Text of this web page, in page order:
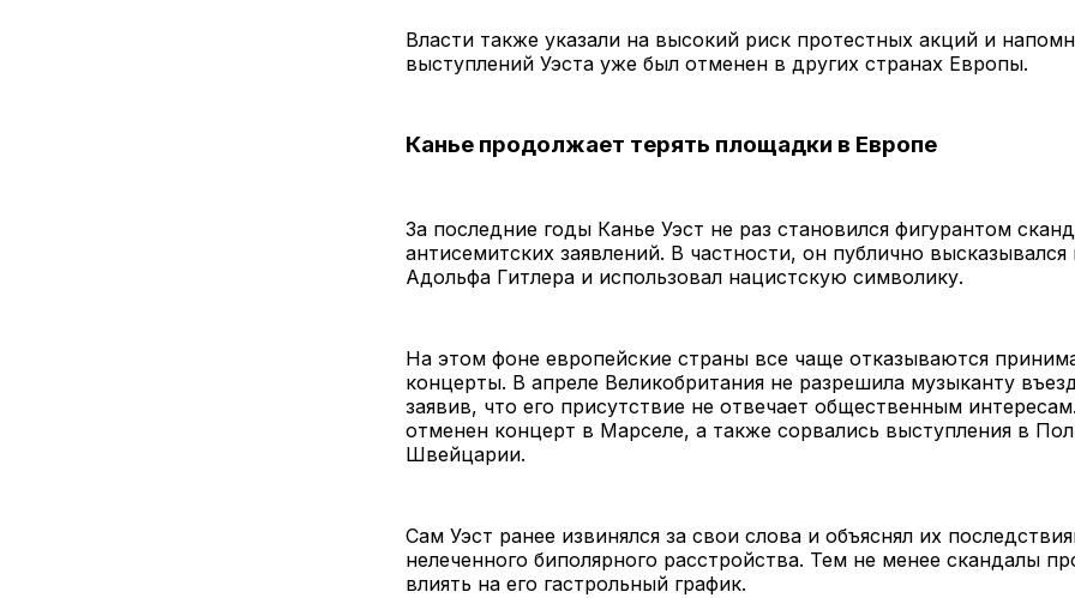
Власти также указали на высокий риск протестных акций и
выступлений Уэста уже был отменен в других странах Европы.
Канье продолжает терять площадки в Европе
За последние годы Канье Уэст не раз становился фигурантом
антисемитских заявлений. В частности, он публично
Адольфа Гитлера и использовал нацистскую символику.
На этом фоне европейские страны все чаще отказываются
концерты. В апреле Великобритания не разрешила музыканту
заявив, что его присутствие не отвечает общественным
отменен концерт в Марселе, а также сорвались выступления в
Швейцарии.
Сам Уэст ранее извинялся за свои слова и объяснял их
нелеченного биполярного расстройства. Тем не менее скандалы
влиять на его гастрольный график.